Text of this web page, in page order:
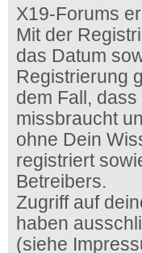
X19-Forums
Mit der
das Datum
Registrierung
dem Fall,
missbraucht
ohne Dein
registriert
Betreibers.
Zugriff auf
haben
(siehe